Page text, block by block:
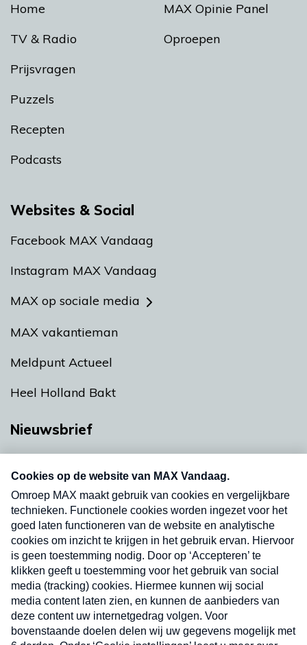
Home
TV & Radio
Prijsvragen
Puzzels
Recepten
Podcasts
MAX Opinie Panel
Oproepen
Websites & Social
Facebook MAX Vandaag
Instagram MAX Vandaag
MAX op sociale media
MAX vakantieman
Meldpunt Actueel
Heel Holland Bakt
Nieuwsbrief
nieuwsbrief. Elke vrijdag- en dinsdagochtend in
uw mailbox.
Verzend